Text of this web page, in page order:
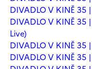
DIVADLO V KINĚ 35
DIVADLO V KINĚ 35
Live)
DIVADLO V KINĚ 35
DIVADLO V KINĚ 35